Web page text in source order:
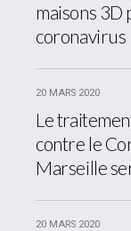
maisons
coronavirus
20 MARS 2020
Le
contre le
Marseille
20 MARS 2020